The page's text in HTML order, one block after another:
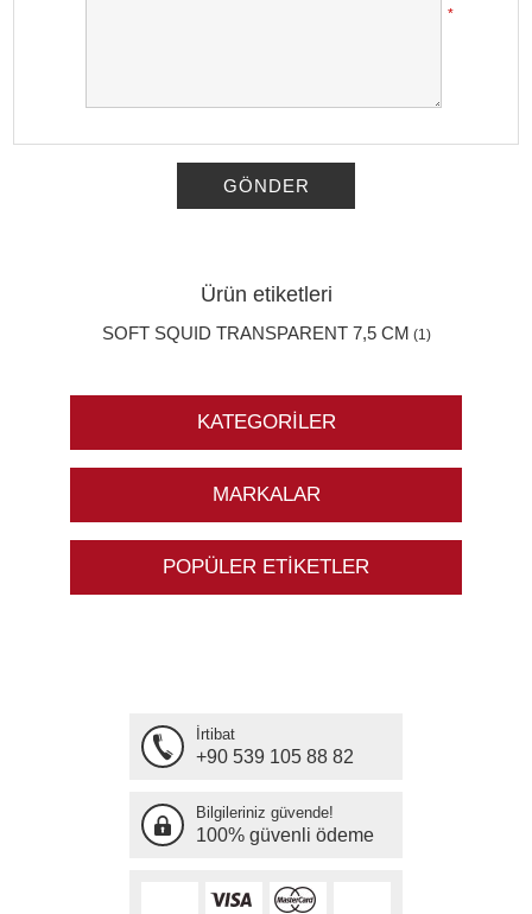
*
GÖNDER
Ürün etiketleri
SOFT SQUID TRANSPARENT 7,5 CM (1)
KATEGORILER
MARKALAR
POPÜLER ETIKETLER
İrtibat
+90 539 105 88 82
Bilgileriniz güvende!
100% güvenli ödeme